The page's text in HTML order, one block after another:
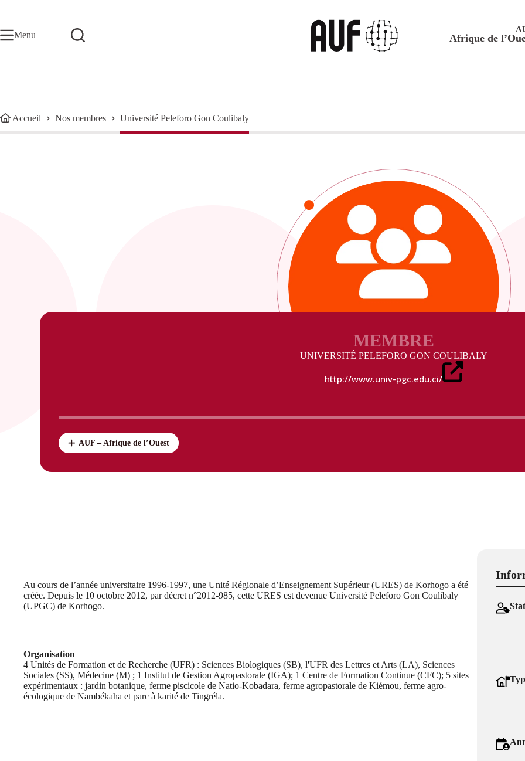
Menu
Afrique de
Accueil Nos membres Université Peleforo Gon Coulibaly
MEMBRE
UNIVERSITÉ PELEFORO GON COULIBALY
http://www.univ-pgc.edu.ci/
AUF – Afrique de l’Ouest
Au cours de l’année universitaire 1996-1997, une Unité Régionale d’Enseignement Supérieur (URES) de Korhogo a été
créée. Depuis le 10 octobre 2012, par décret n°2012-985, cette URES est devenue Université Peleforo Gon Coulibaly
(UPGC) de Korhogo.
Organisation
4 Unités de Formation et de Recherche (UFR) : Sciences Biologiques (SB), l'UFR des Lettres et Arts (LA), Sciences
Sociales (SS), Médecine (M) ; 1 Institut de Gestion Agropastorale (IGA); 1 Centre de Formation Continue (CFC); 5 sites
expérimentaux : jardin botanique, ferme piscicole de Natio-Kobadara, ferme agropastorale de Kiémou, ferme agro-
écologique de Nambékaha et parc à karité de Tingréla.